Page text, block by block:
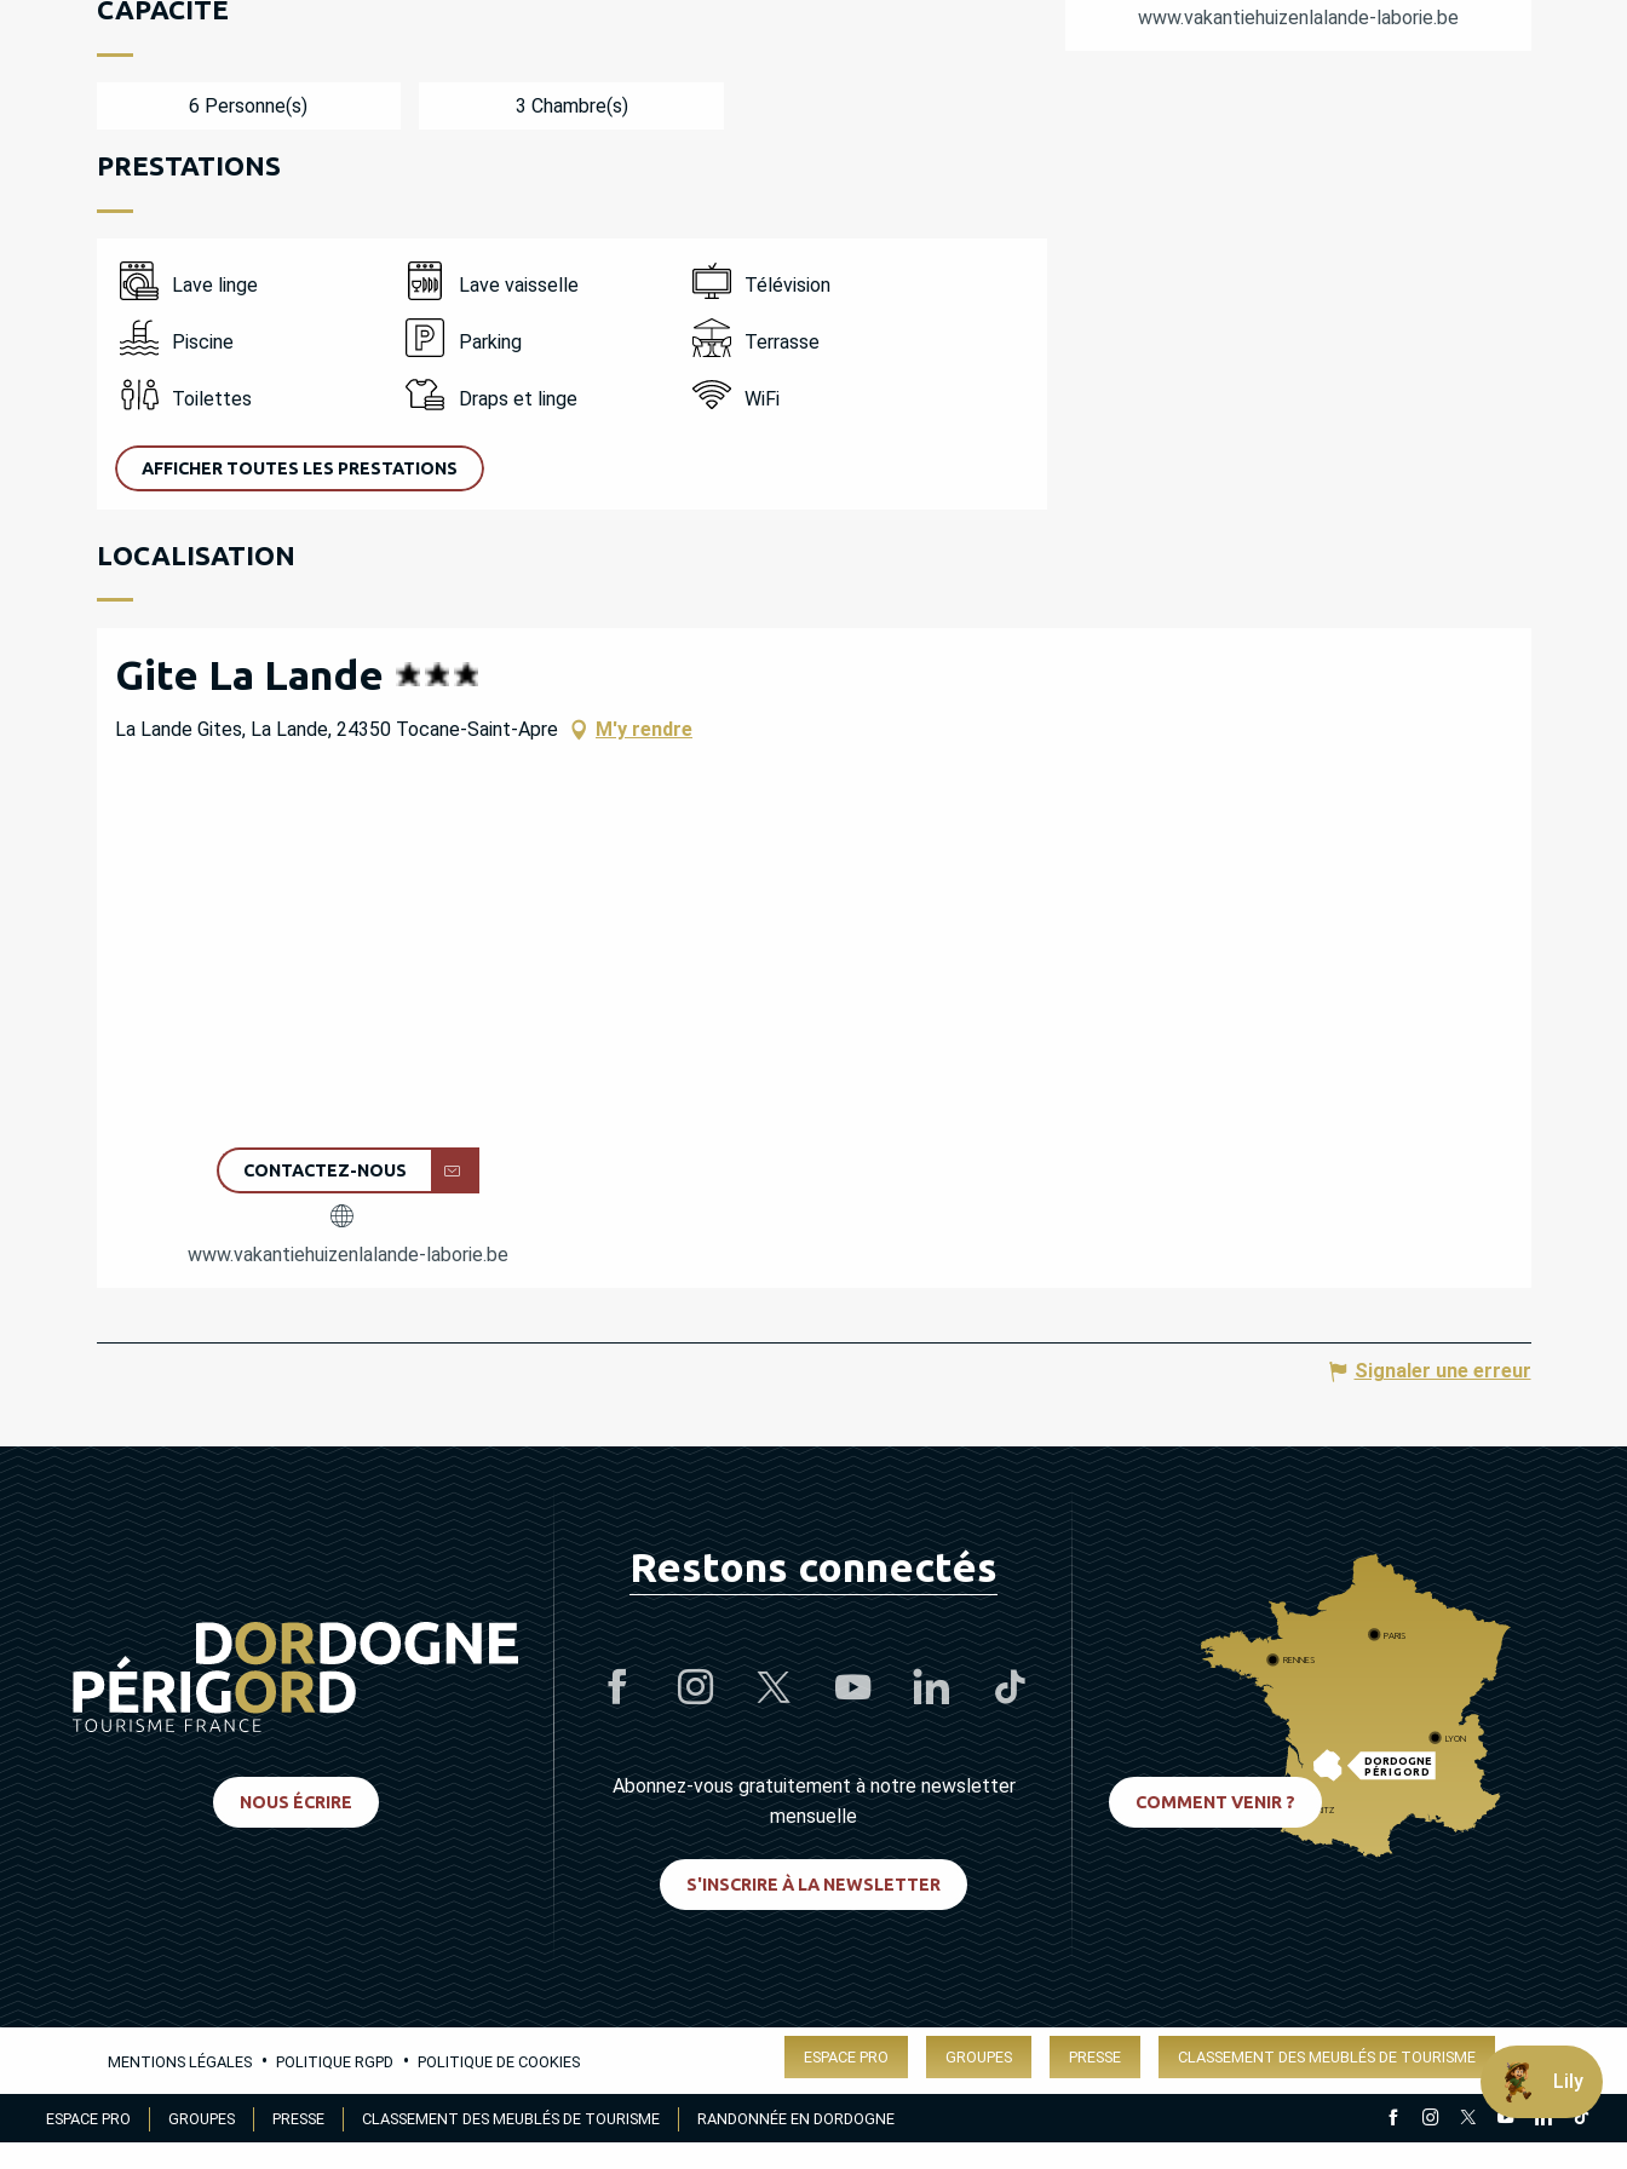
au
ESPACE PRO GROUPES PRESSE CLASSEMENT DES MEUBLÉS DE TOURISME RANDONNÉE EN DORDOGNE
www.vakantiehuizenlalande-laborie.be
CAPACITÉ
6 Personne(s) 3 Chambre(s)
PRESTATIONS
Lave linge Lave vaisselle Télévision
Piscine Parking Terrasse
Toilettes Draps et linge WiFi
AFFICHER TOUTES LES PRESTATIONS
LOCALISATION
Gite La Lande
La Lande Gites, La Lande, 24350 Tocane-Saint-Apre M'y rendre
CONTACTEZ-NOUS
www.vakantiehuizenlalande-laborie.be
Signaler une erreur
NOUS ÉCRIRE
Restons connectés
Abonnez-vous gratuitement à notre newsletter
mensuelle
S'INSCRIRE À LA NEWSLETTER
DORDOGNE
PÉRIGORD
PARIS
RENNES
LYON
BIARRITZ
COMMENT VENIR ?
MENTIONS LÉGALES • POLITIQUE RGPD • POLITIQUE DE COOKIES ESPACE PRO GROUPES PRESSE CLASSEMENT DES MEUBLÉS DE TOURISME
Lily